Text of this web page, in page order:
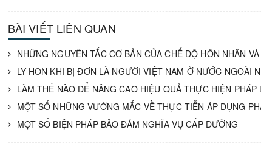
BÀI VIẾT LIÊN QUAN
NHỮNG NGUYÊN TẮC CƠ BẢN CỦA CHẾ ĐỘ HÔN NHÂN
LY HÔN KHI BỊ ĐƠN LÀ NGƯỜI VIỆT NAM Ở NƯỚC NGOÀI
LÀM THẾ NÀO ĐỂ NÂNG CAO HIỆU QUẢ THỰC HIỆN
MỘT SỐ NHỮNG VƯỚNG MẮC VỀ THỰC TIỄN ÁP DỤNG
MỘT SỐ BIỆN PHÁP BẢO ĐẢM NGHĨA VỤ CẤP DƯỠNG